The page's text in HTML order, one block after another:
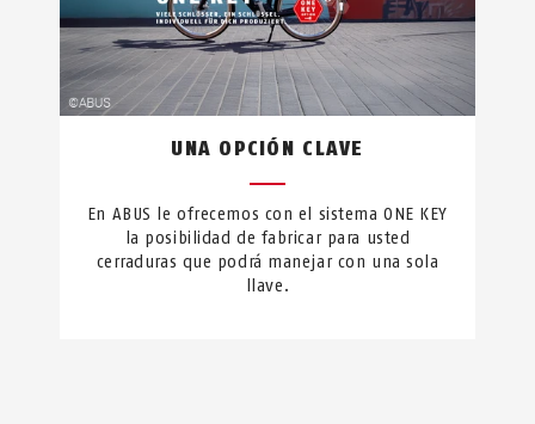
UNA OPCIÓN CLAVE
En ABUS le ofrecemos con el sistema ONE KEY
la posibilidad de fabricar para usted
cerraduras que podrá manejar con una sola
llave.